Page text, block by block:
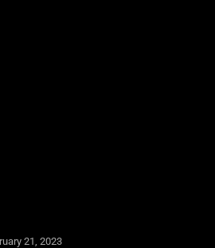
21, 2023